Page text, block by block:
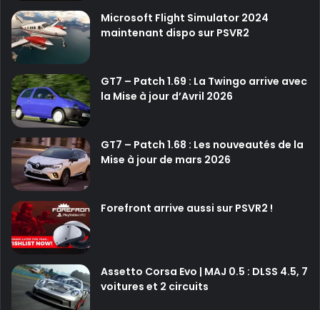
Microsoft Flight Simulator 2024
maintenant dispo sur PSVR2
GT7 – Patch 1.69 : La Twingo arrive avec
la Mise à jour d’Avril 2026
GT7 – Patch 1.68 : Les nouveautés de la
Mise à jour de mars 2026
Forefront arrive aussi sur PSVR2 !
Assetto Corsa Evo | MAJ 0.5 : DLSS 4.5, 7
voitures et 2 circuits